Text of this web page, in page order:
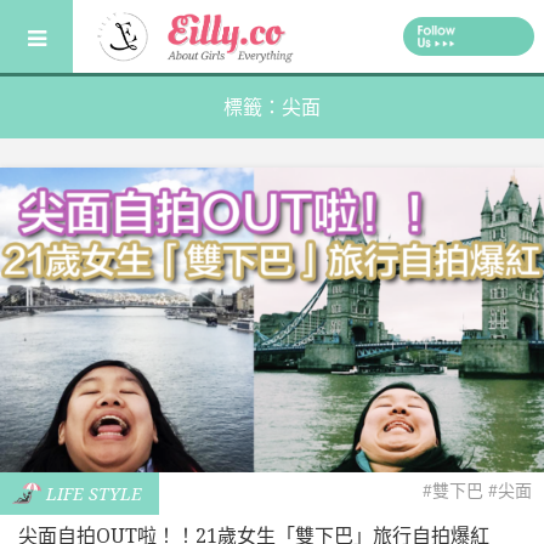
content
標籤：尖面
LIFE STYLE #雙下巴 #尖面
尖面自拍OUT啦！！21歲女生「雙下巴」旅行自拍爆紅